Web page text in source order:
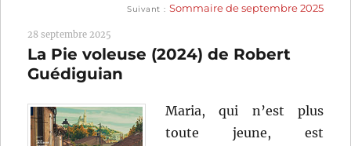
l’article
Suivant
suivante :
Sommaire de septembre 2025
28 septembre 2025
La Pie voleuse (2024) de Robert
Guédiguian
Maria, qui n’est plus
toute jeune, est